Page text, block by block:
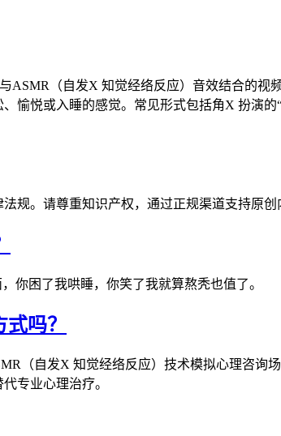
ASMR（自发X 知觉经络反应）音效结合的
愉悦或入睡的感觉。常见形式包括角X 扮演
规。请尊重知识产权，通过正规渠道支持原创
你困了我哄睡，你笑了我就算熬秃也值了。
吗？
（自发X 知觉经络反应）技术模拟心理咨
专业心理治疗。